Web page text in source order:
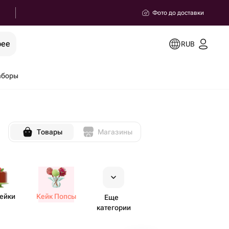
Фото до доставки
RUB
Товары Магазины
Кейк Попсы
Еще
категории